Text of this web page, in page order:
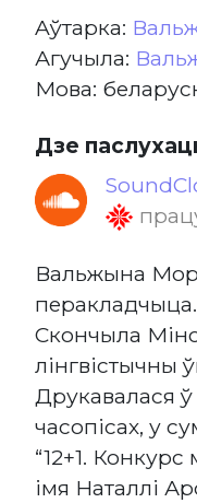
Aўтарка:
Агучыла:
Мова:
Дзе
Вальжына
Скончыла
лінгвістычны
Друкавалася
часопісах, у
“12+1.
імя Наталлі